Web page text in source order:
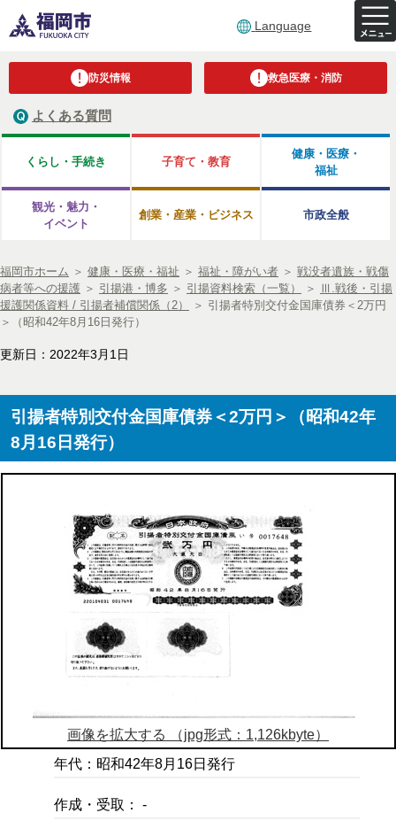
Language
防災情報 救急医療・消防
よくある質問
くらし・手続き 子育て・教育
健康・医療・
福祉
観光・魅力・
イベント
創業・産業・ビジネス 市政全般
福岡市ホーム ＞ 健康・医療・福祉 ＞ 福祉・障がい者 ＞ 戦没者遺族・戦傷
病者等への援護 ＞ 引揚港・博多 ＞ 引揚資料検索（一覧） ＞
Ⅲ.戦後・引揚
援護関係資料 / 引揚者補償関係（2）
＞ 引揚者特別交付金国庫債券＜2万円
＞（昭和42年8月16日発行）
更新日：2022年3月1日
引揚者特別交付金国庫債券＜2万円＞（昭和42年
8月16日発行）
画像を拡大する （jpg形式：1,126kbyte）
年代：昭和42年8月16日発行
作成・受取： -